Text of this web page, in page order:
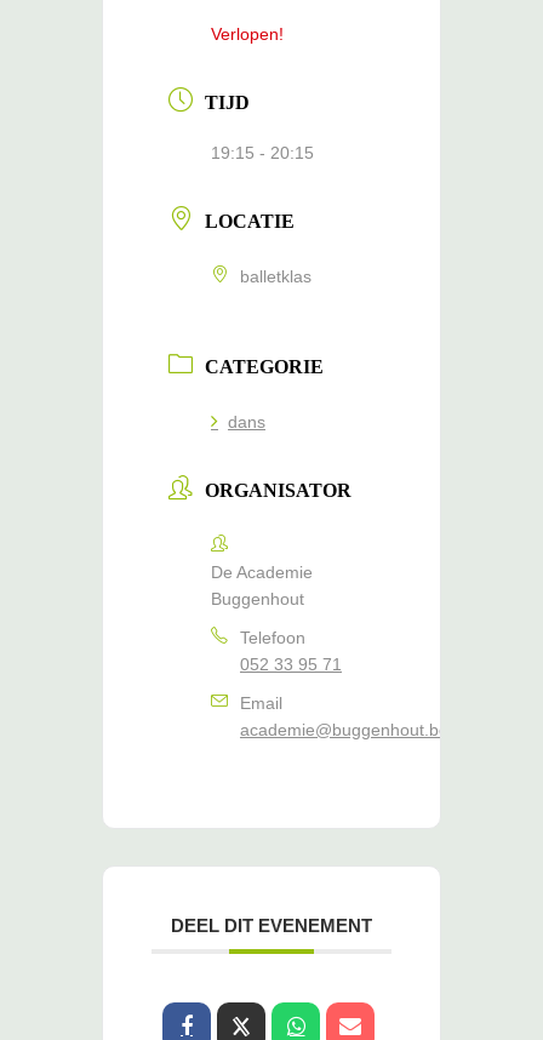
Verlopen!
TIJD
19:15 - 20:15
LOCATIE
balletklas
CATEGORIE
dans
ORGANISATOR
De Academie
Buggenhout
Telefoon
052 33 95 71
Email
academie@buggenhout.be
DEEL DIT EVENEMENT